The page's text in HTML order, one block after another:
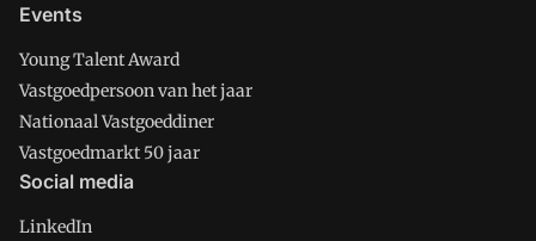
Events
Young Talent Award
Vastgoedpersoon van het jaar
Nationaal Vastgoeddiner
Vastgoedmarkt 50 jaar
Social media
LinkedIn